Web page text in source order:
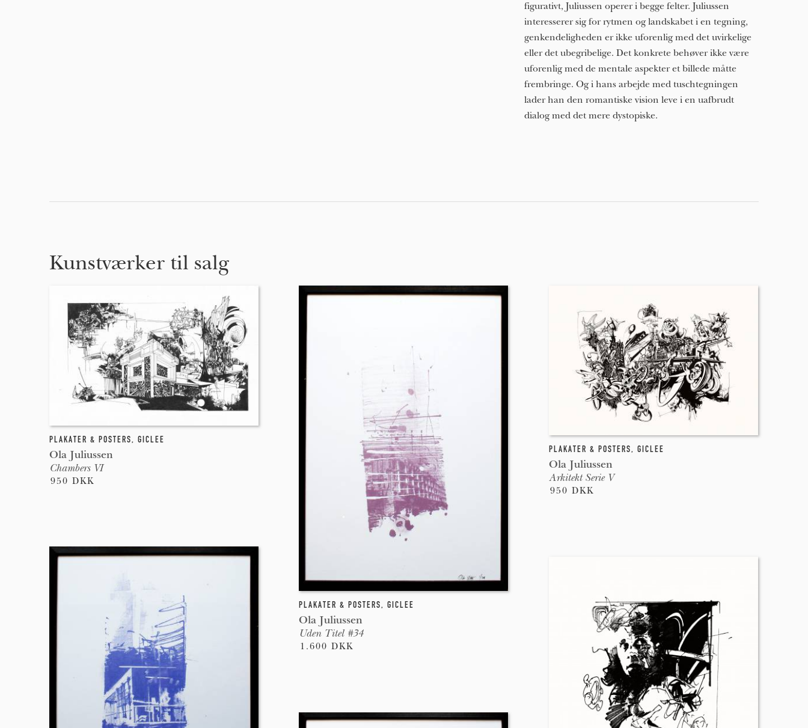
figurativt, Juliussen operer i begge felter. Juliussen
interesserer sig for rytmen og landskabet i en tegning,
genkendeligheden er ikke uforenlig med det uvirkelige
eller det ubegribelige. Det konkrete behøver ikke være
uforenlig med de mentale aspekter et billede måtte
frembringe. Og i hans arbejde med tuschtegningen
lader han den romantiske vision leve i en uafbrudt
dialog med det mere dystopiske.
Kunstværker til salg
PLAKATER & POSTERS, GICLEE
Ola Juliussen
Chambers VI
950 DKK
PLAKATER & POSTERS, GICLEE
Ola Juliussen
Uden Titel #34
1.600 DKK
PLAKATER & POSTERS, GICLEE
Ola Juliussen
Arkitekt Serie V
950 DKK